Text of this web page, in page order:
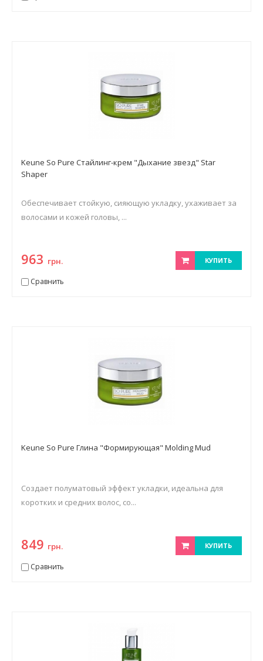
Keune So Pure Стайлинг-крем "Дыхание звезд" Star
Shaper
Обеспечивает стойкую, сияющую укладку, ухаживает за
волосами и кожей головы, ...
963 грн. КУПИТЬ
Сравнить
Keune So Pure Глина "Формирующая" Molding Mud
Создает полуматовый эффект укладки, идеальна для
коротких и средних волос, со...
849 грн. КУПИТЬ
Сравнить